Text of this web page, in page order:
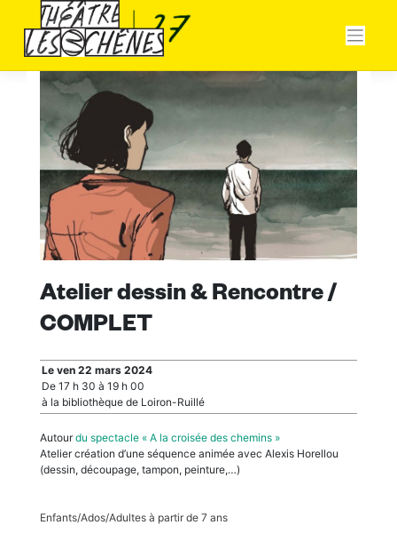
Panneau de gestion des cookies
content
Atelier dessin & Rencontre /
COMPLET
Le ven 22 mars 2024
De 17 h 30 à 19 h 00
à la bibliothèque de Loiron-Ruillé
Autourdu spectacle « A la croisée des chemins »
Atelier création d’une séquence animée avec Alexis Horellou
(dessin, découpage, tampon, peinture,…)
Enfants/Ados/Adultes à partir de 7 ans